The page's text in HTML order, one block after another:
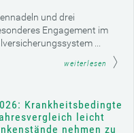
und drei
Engagement im
...
weiterlesen
Krankheitsbedingte
leicht
nehmen zu